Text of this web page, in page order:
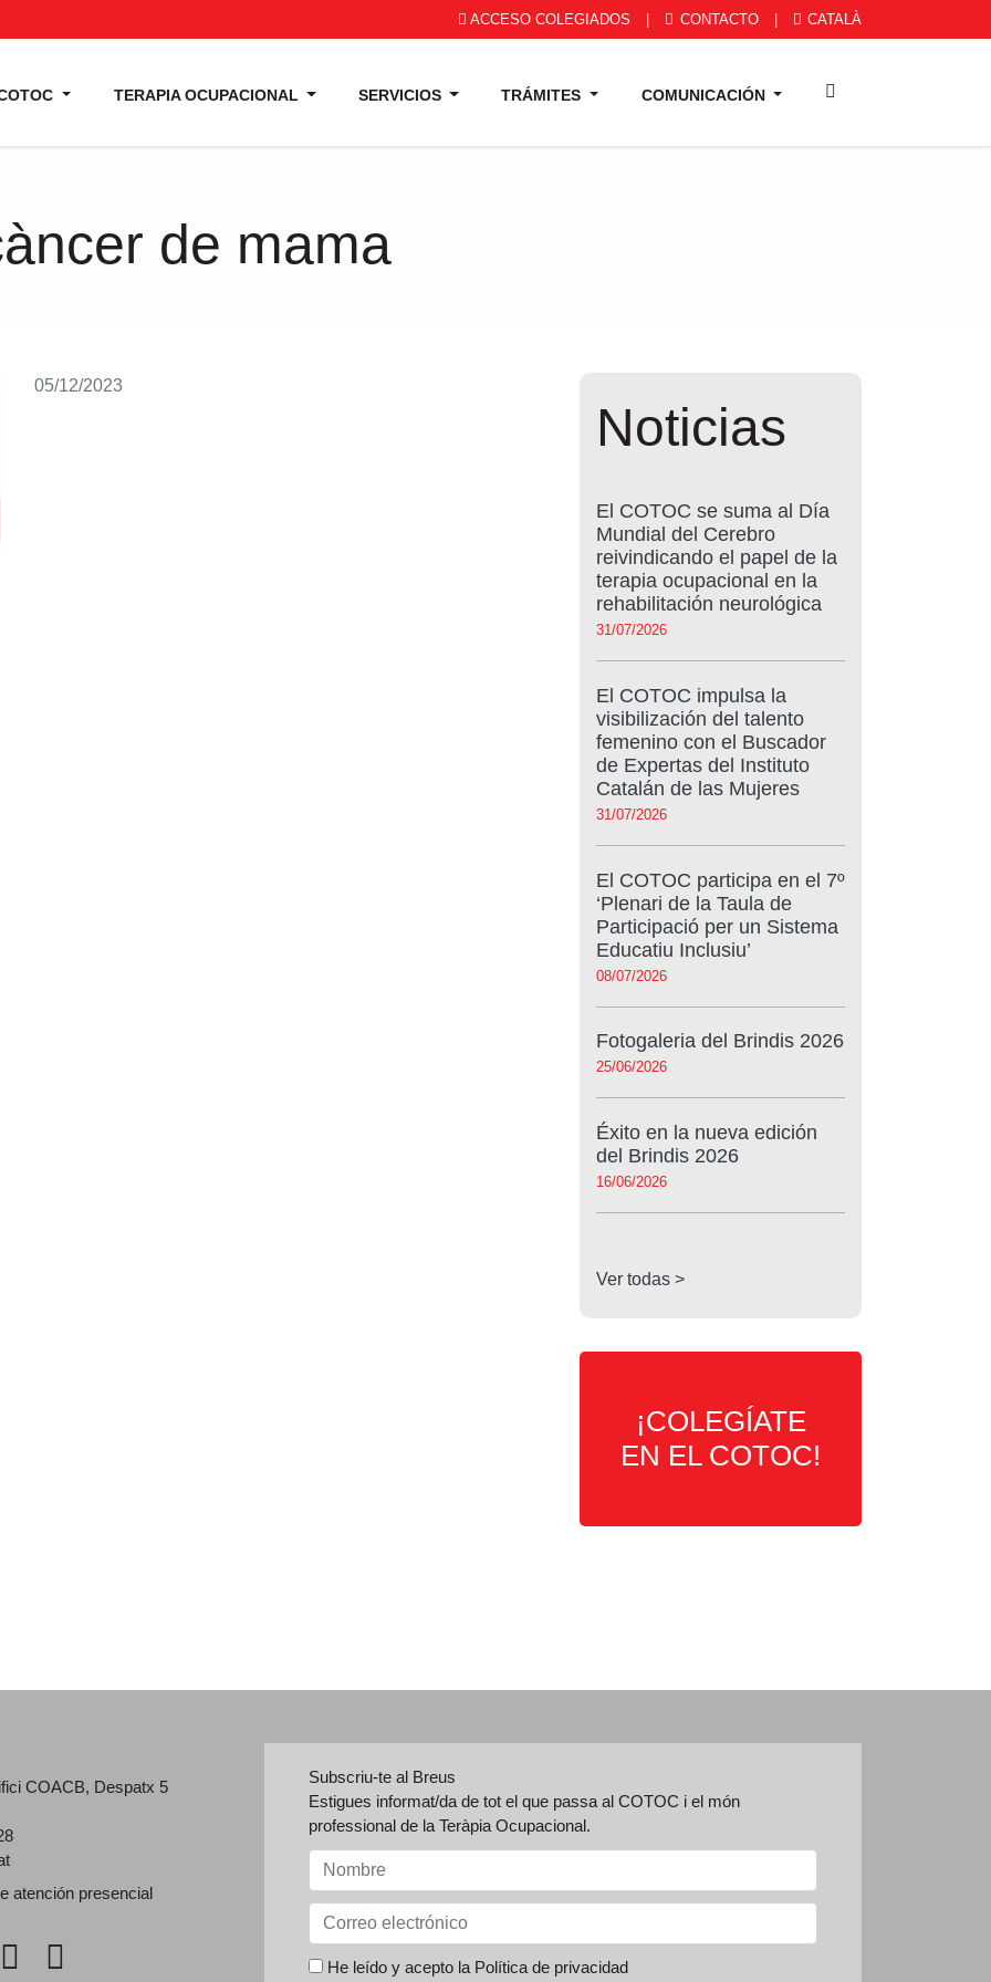
ACCESO COLEGIADOS CONTACTO CATALÀ
TERAPIA OCUPACIONAL SERVICIOS TRÁMITES COMUNICACIÓN
de mama
05/12/2023
Noticias
El COTOC se suma al Día
Mundial del Cerebro
reivindicando el papel de la
terapia ocupacional en la
rehabilitación neurológica
31/07/2026
El COTOC impulsa la
visibilización del talento
femenino con el Buscador
de Expertas del Instituto
Catalán de las Mujeres
31/07/2026
El COTOC participa en el 7º
‘Plenari de la Taula de
Participació per un Sistema
Educatiu Inclusiu’
08/07/2026
Fotogaleria del Brindis 2026
25/06/2026
Éxito en la nueva edición
del Brindis 2026
16/06/2026
Ver todas >
¡COLEGÍATE
EN EL COTOC!
COACB, Despatx 5
atención presencial
Subscriu-te al Breus
Estigues informat/da de tot el que passa al COTOC i el món
professional de la Teràpia Ocupacional.
He leído y acepto la Política de privacidad